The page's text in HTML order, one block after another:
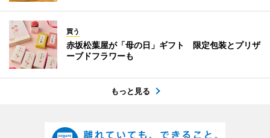
買う
赤坂松葉屋が「母の日」ギフト 限定包装とプリザ
ーブドフラワーも
もっと見る